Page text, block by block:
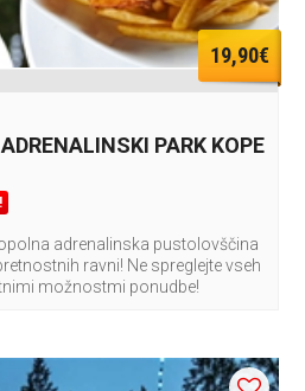
19,90€
PARK KOPE
adrenalinska pustolovščina
ravni! Ne spreglejte vseh
možnostmi ponudbe!